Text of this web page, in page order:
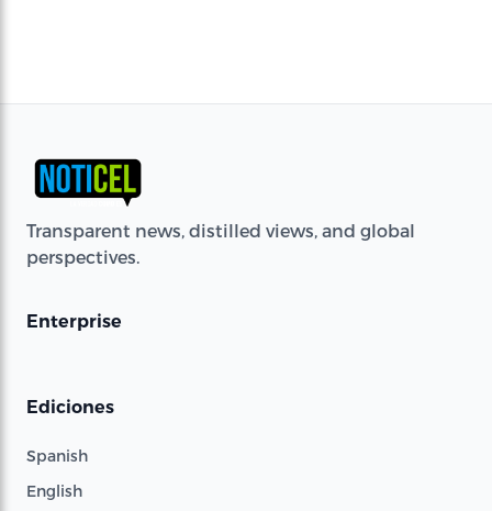
Transparent news, distilled views, and global
perspectives.
Enterprise
Ediciones
Spanish
English